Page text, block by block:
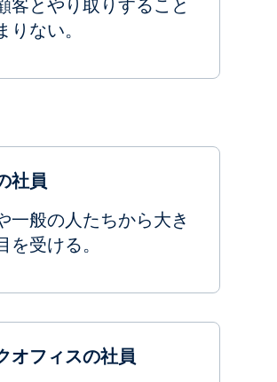
客とやり取りすること
りない。
社員
一般の人たちから大き
を受ける。
オフィスの社員